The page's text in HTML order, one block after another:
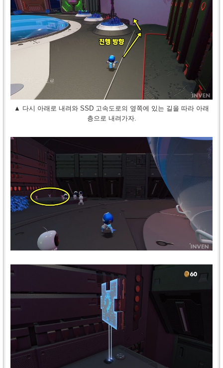
▲ 다시 아래로 내려와 SSD 고속도로의 옆쪽에 있는 길을 따라 아래
층으로 내려가자.